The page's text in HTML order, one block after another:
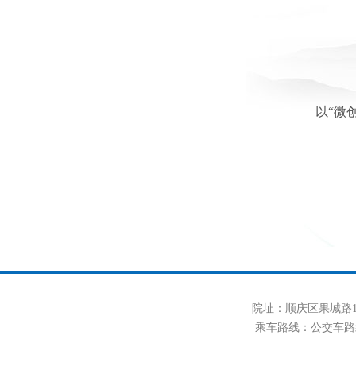
以“微
院址：顺庆区果城
乘车路线：公交车